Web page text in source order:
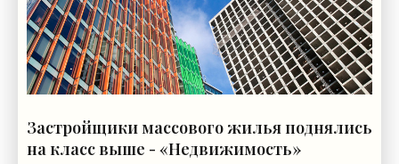
Застройщики массового жилья поднялись
на класс выше - «Недвижимость»